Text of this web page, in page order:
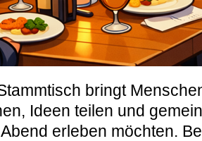
bringt
Ideen teilen und
erleben möchten.